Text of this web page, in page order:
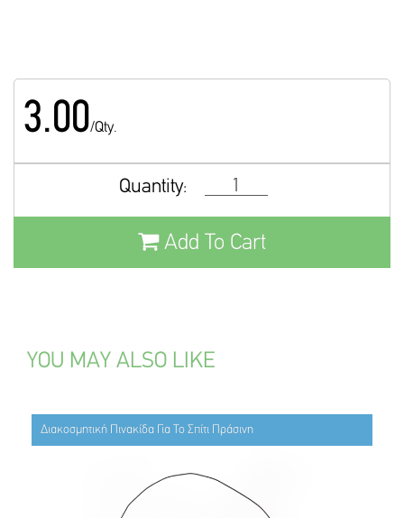
3.00/Qty.
Quantity:
Add To Cart
YOU MAY ALSO LIKE
Διακοσμητική Πινακίδα Για Το Σπίτι Πράσινη